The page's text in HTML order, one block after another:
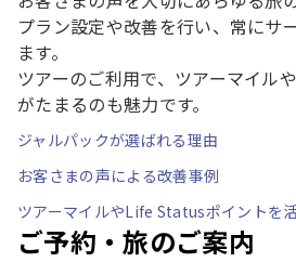
プラン設定や改善を行い、常にサ
ます。
ツアーのご利用で、ツアーマイル
がたまるのも魅力です。
ジャルパックが選ばれる理由
お客さまの声による改善事例
ツアーマイルやLife Statusポイントを
ご予約・旅のご案内